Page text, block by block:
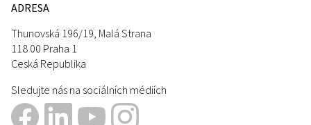
ADRESA
Thunovská 196/19, Malá Strana
118 00 Praha 1
Ceská Republika
Sledujte nás na sociálních médiích